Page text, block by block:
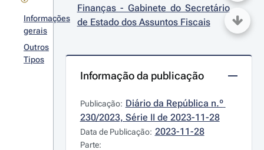
Informações
gerais
Outros
Tipos
Finanças - Gabinete do Secretário
de Estado dos Assuntos Fiscais
Informação da publicação
Publicação: Diário da República n.º
230/2023, Série II de 2023-11-28
Data de Publicação: 2023-11-28
Parte: